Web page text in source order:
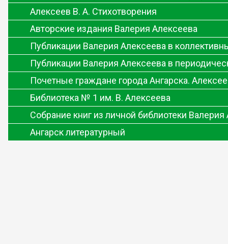
Алексеев В. А. Стихотворения
Авторские издания Валерия Алексеева
Публикации Валерия Алексеева в
Публикации Валерия Алексеева в
Почетные граждане города Ангарска.
Библиотека № 1 им. В. Алексеева
Собрание книг из личной библиотеки Валерия
Ангарск литературный